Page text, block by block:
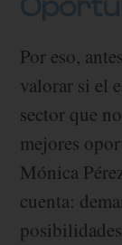
Por eso,
valorar si el
sector que
mejores
Mónica
cuenta: